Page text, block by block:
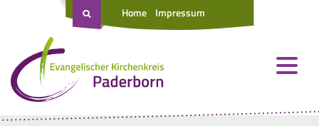
Home Impressum